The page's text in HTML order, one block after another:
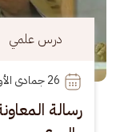
درس علمي
26